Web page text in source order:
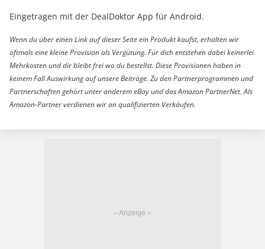
Eingetragen mit der DealDoktor App für Android.
Wenn du über einen Link auf dieser Seite ein Produkt kaufst, erhalten wir
oftmals eine kleine Provision als Vergütung. Für dich entstehen dabei keinerlei
Mehrkosten und dir bleibt frei wo du bestellst. Diese Provisionen haben in
keinem Fall Auswirkung auf unsere Beiträge. Zu den Partnerprogrammen und
Partnerschaften gehört unter anderem eBay und das Amazon PartnerNet. Als
Amazon-Partner verdienen wir an qualifizierten Verkäufen.